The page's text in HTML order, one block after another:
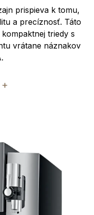
prispieva k tomu,
a precíznosť. Táto
triedy s
vrátane náznakov
+